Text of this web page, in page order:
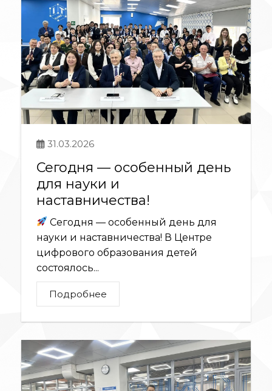
31.03.2026
Сегодня — особенный день
для науки и
наставничества!
Сегодня — особенный день для
науки и наставничества! В Центре
цифрового образования детей
состоялось...
Подробнее